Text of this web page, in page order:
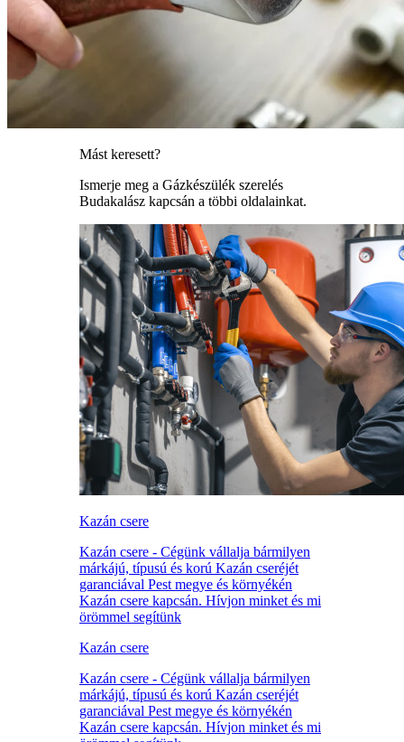
Mást keresett?
Ismerje meg a Gázkészülék szerelés
Budakalász kapcsán a többi oldalainkat.
Kazán csere
Kazán csere - Cégünk vállalja bármilyen
márkájú, típusú és korú Kazán cseréjét
garanciával Pest megye és környékén
Kazán csere kapcsán. Hívjon minket és mi
örömmel segítünk
Kazán csere
Kazán csere - Cégünk vállalja bármilyen
márkájú, típusú és korú Kazán cseréjét
garanciával Pest megye és környékén
Kazán csere kapcsán. Hívjon minket és mi